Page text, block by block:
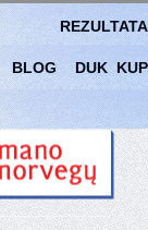
DUK
BLOG